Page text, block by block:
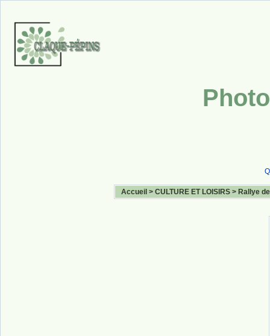
Accueil > CULTURE ET LOISIRS > Rallye